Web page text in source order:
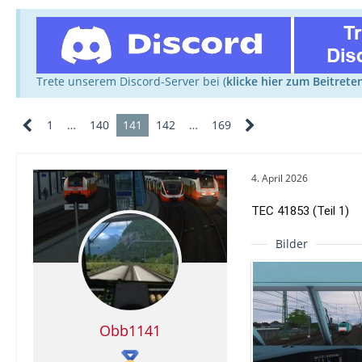
Trete unserem Discord-Server bei (klicke hier zum
1 … 140 141 142 … 169
Obb1141
4. April 2026
TEC 41853 (Teil 1)
Bilder